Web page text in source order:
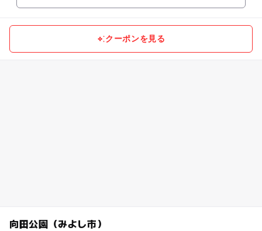
クーポンを見る
向田公園（みよし市）